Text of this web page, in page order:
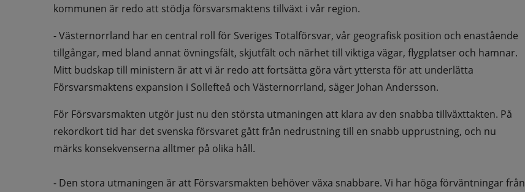
kommunen är redo att stödja försvarsmaktens tillväxt i vår region.
- Västernorrland har en central roll för Sveriges Totalförsvar, vår geografisk position och enastående
tillgångar, med bland annat övningsfält, skjutfält och närhet till viktiga vägar, flygplatser och hamnar.
Mitt budskap till ministern är att vi är redo att fortsätta göra vårt yttersta för att underlätta
Försvarsmaktens expansion i Sollefteå och Västernorrland, säger Johan Andersson.
För Försvarsmakten utgör just nu den största utmaningen att klara av den snabba tillväxttakten. På
rekordkort tid har det svenska försvaret gått från nedrustning till en snabb upprustning, och nu
märks konsekvenserna alltmer på olika håll.
- Den stora utmaningen är att Försvarsmakten behöver växa snabbare. Vi har höga förväntningar från